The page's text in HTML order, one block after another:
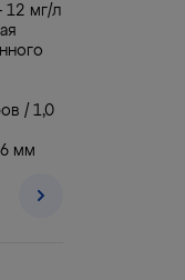
12 мг/л
/ 1,0
мм